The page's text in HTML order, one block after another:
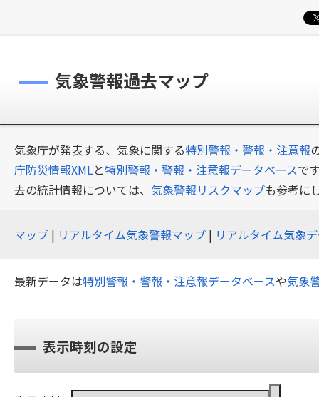
気象警報過去マップ
気象庁が発表する、気象に関する特別警報・警報・注意報
庁防災情報XMLと特別警報・警報・注意報データベースで
去の統計情報については、 気象警報リスクマップも参考に
マップ | リアルタイム気象警報マップ | リアルタイム気象
最新データは特別警報・警報・注意報データベースや気象
表示時刻の設定